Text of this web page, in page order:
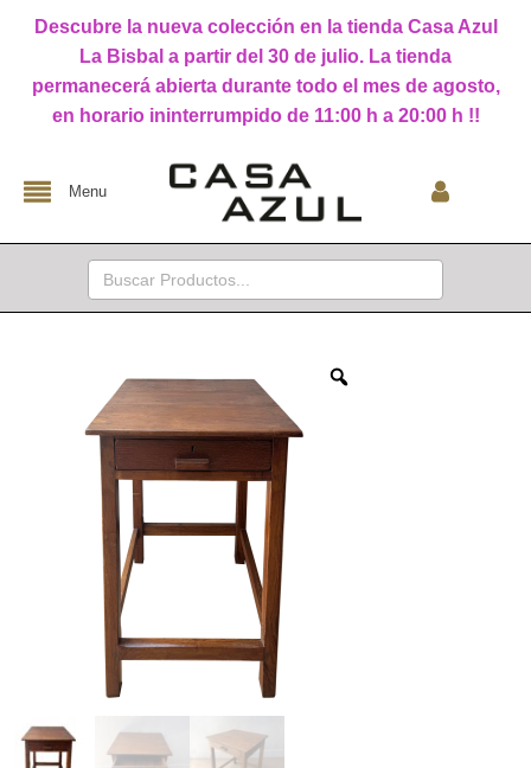
Descubre la nueva colección en la tienda Casa Azul
La Bisbal a partir del 30 de julio. La tienda
permanecerá abierta durante todo el mes de agosto,
en horario ininterrumpido de 11:00 h a 20:00 h !!
Menu
Buscar: